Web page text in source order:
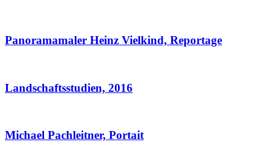
Panoramamaler Heinz Vielkind, Reportage
Landschaftsstudien, 2016
Michael Pachleitner, Portait